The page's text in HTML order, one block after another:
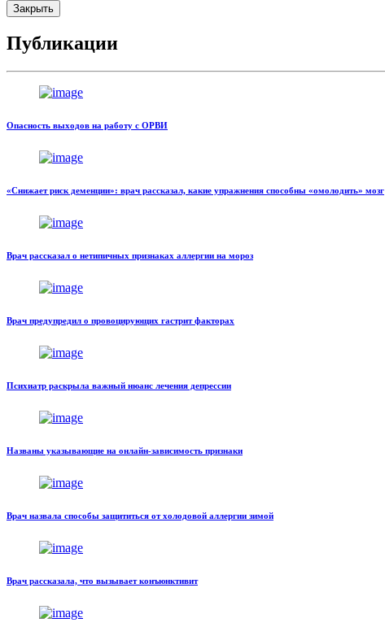
Закрыть
Публикации
Опасность выходов на работу с ОРВИ
«Снижает риск деменции»: врач рассказал, какие упражнения способны «омолодить» мозг
Врач рассказал о нетипичных признаках аллергии на мороз
Врач предупредил о провоцирующих гастрит факторах
Психиатр раскрыла важный нюанс лечения депрессии
Названы указывающие на онлайн-зависимость признаки
Врач назвала способы защититься от холодовой аллергии зимой
Врач рассказала, что вызывает конъюнктивит